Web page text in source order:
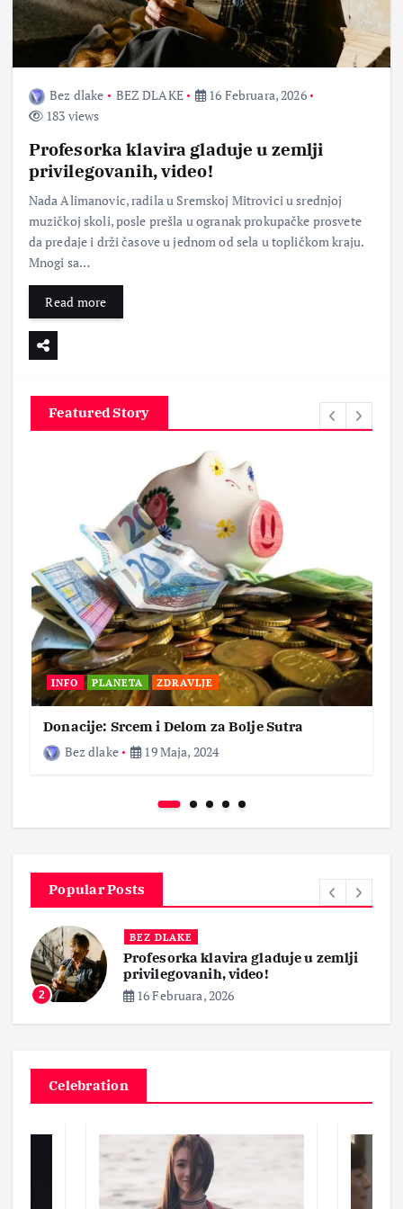
Bez dlake BEZ DLAKE
16 Februara, 2026
183 views
Profesorka klavira gladuje u zemlji
privilegovanih, video!
Nada Alimanovic, radila u Sremskoj Mitrovici u srednjoj
muzičkoj skoli, posle prešla u ogranak prokupačke prosvete
da predaje i drži časove u jednom od sela u topličkom kraju.
Mnogi sa…
Read more
Featured Story
INFO PLANETA ZDRAVLJE
Donacije: Srcem i Delom za Bolje Sutra
Bez dlake
19 Maja, 2024
Popular Posts
2
BEZ DLAKE
Profesorka klavira gladuje u zemlji
privilegovanih, video!
16 Februara, 2026
Celebration